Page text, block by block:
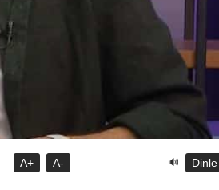
A+ A- 🔊 Dinle